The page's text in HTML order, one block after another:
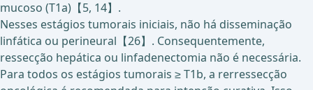
mucoso (T1a)【5, 14】.
Nesses estágios tumorais iniciais, não há disseminação
linfática ou perineural【26】. Consequentemente,
ressecção hepática ou linfadenectomia não é necessária.
Para todos os estágios tumorais ≥ T1b, a rerressecção